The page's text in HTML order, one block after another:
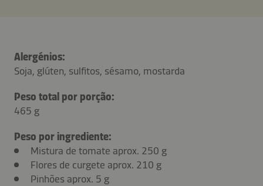
Alergénios:
Soja, glúten, sulfitos, sésamo, mostarda
Peso total por porção:
465 g
Peso por ingrediente:
Mistura de tomate aprox. 250 g
Flores de curgete aprox. 210 g
Pinhões aprox. 5 g